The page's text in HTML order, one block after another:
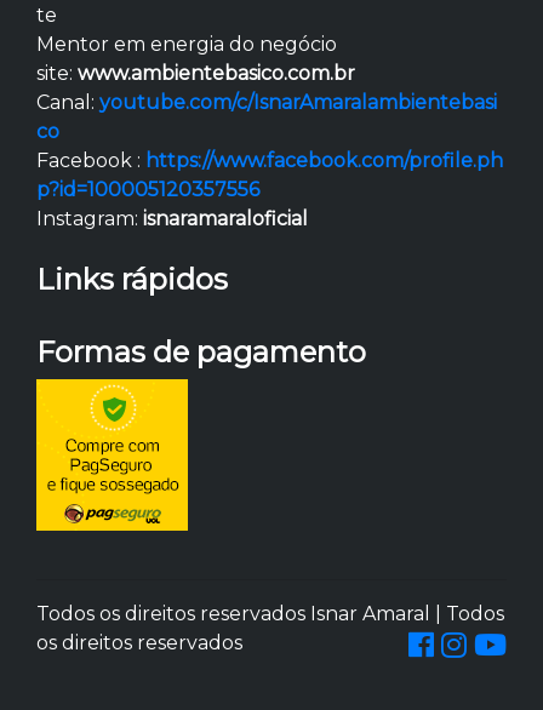
te
Mentor em energia do negócio
site: www.ambientebasico.com.br
Canal: youtube.com/c/IsnarAmaralambientebasi
co
Facebook : https://www.facebook.com/profile.ph
p?id=100005120357556
Instagram: isnaramaraloficial
Links rápidos
Formas de pagamento
Todos os direitos reservados Isnar Amaral | Todos
os direitos reservados